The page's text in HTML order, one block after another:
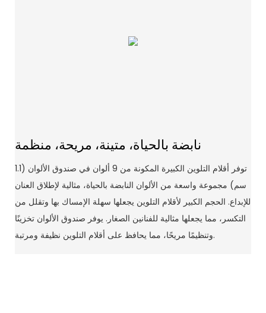
نابضة بالحياة، متينة، مريحة، منظمة
توفر أقلام التلوين الكبيرة المكونة من 9 ألوان في صندوق الألوان (1.1
سم) مجموعة واسعة من الألوان النابضة بالحياة، مثالية لإطلاق العنان
للإبداع. الحجم الكبير لأقلام التلوين يجعلها سهلة الإمساك بها وتقلل من
التكسر، مما يجعلها مثالية للفنانين الصغار. يوفر صندوق الألوان تخزينًا
وتنظيمًا مريحًا، مما يحافظ على أقلام التلوين نظيفة ومرتبة.